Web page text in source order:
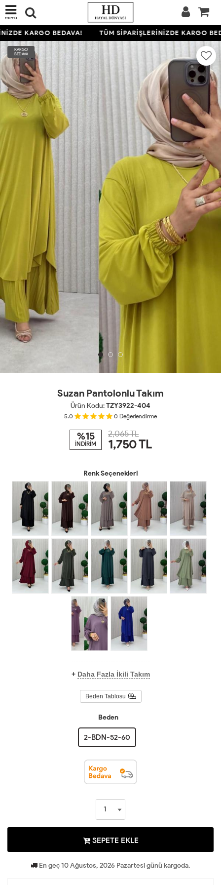
menü
KARGO BEDAVA! TÜM SİPARİŞLERİNİZDE KARGO
KARGO
BEDAVA
Suzan Pantolonlu Takım
Ürün Kodu:TZY3922-404
5.0 0 Değerlendirme
%15
İNDİRİM
2,065 TL
1,750TL
Renk Seçenekleri
+ Daha Fazla İkili Takım
Beden Tablosu
Beden
2-BDN-52-60
SEPETE EKLE
En geç 10 Ağustos, 2026 Pazartesi günü kargoda.